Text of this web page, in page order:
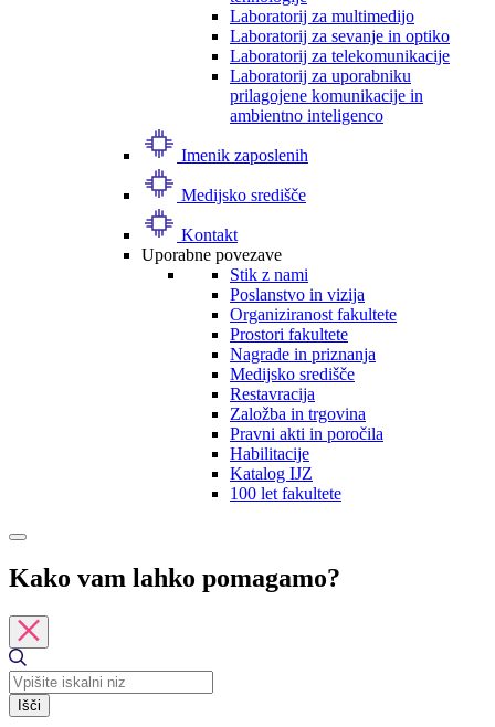
Laboratorij za multimedijo
Laboratorij za sevanje in optiko
Laboratorij za telekomunikacije
Laboratorij za uporabniku
prilagojene komunikacije in
ambientno inteligenco
Imenik zaposlenih
Medijsko središče
Kontakt
Uporabne povezave
Stik z nami
Poslanstvo in vizija
Organiziranost fakultete
Prostori fakultete
Nagrade in priznanja
Medijsko središče
Restavracija
Založba in trgovina
Pravni akti in poročila
Habilitacije
Katalog IJZ
100 let fakultete
Kako vam lahko pomagamo?
Išči